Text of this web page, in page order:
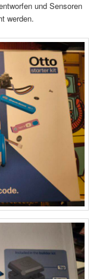
und Sensoren
werden.